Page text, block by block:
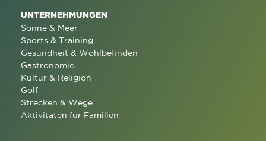
UNTERNEHMUNGEN
Sonne & Meer
Sports & Training
Gesundheit & Wohlbefinden
Gastronomie
Kultur & Religion
Golf
Strecken & Wege
Aktivitäten für Familien